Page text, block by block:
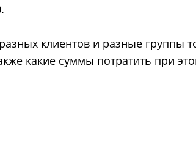
клиентов и разные группы
какие суммы потратить при